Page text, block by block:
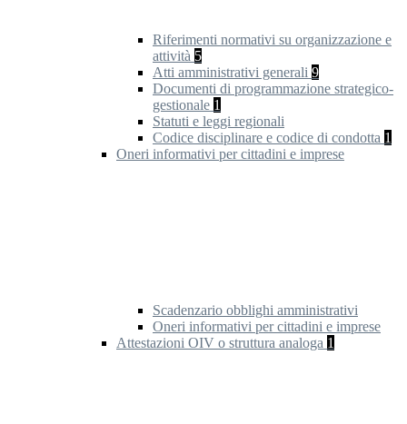
Riferimenti normativi su organizzazione e
attività 5
Atti amministrativi generali 9
Documenti di programmazione strategico-
gestionale 1
Statuti e leggi regionali
Codice disciplinare e codice di condotta 1
Oneri informativi per cittadini e imprese
Scadenzario obblighi amministrativi
Oneri informativi per cittadini e imprese
Attestazioni OIV o struttura analoga 1